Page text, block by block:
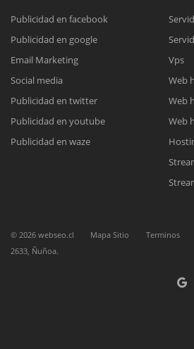
Reunión
Nuestros ejecutivos le enviarán un correo
Meet para la reunión
Cotización
Complete el formulario y nos
Chat Online
para enviarnos un correo electrónico
Publicidad en facebook
Publicidad en google
Email Marketing
Social media
Publicidad en twitter
Publicidad en youtube
Publicidad en waze
Vps
Web
Web
Web
© 2026 webseo.cl Mapa Sitio Terminos
2633, Ñuñoa.